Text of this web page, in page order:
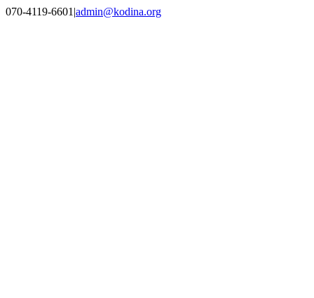
Skip
070-4119-6601 |admin@kodina.org